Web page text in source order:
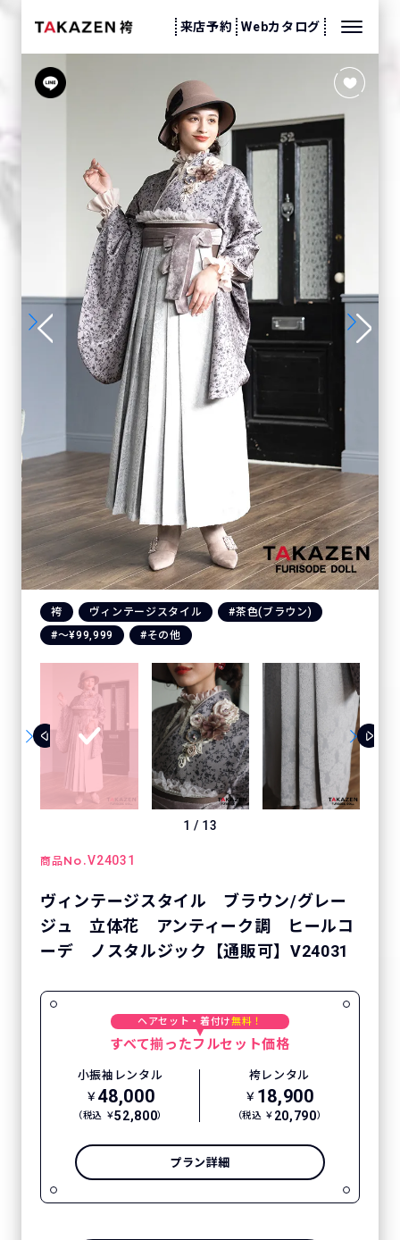
来店予約 Webカタログ
袴 ヴィンテージスタイル
#茶色(ブラウン)
#〜¥99,999
#その他
1 / 13
商品No.V24031
ヴィンテージスタイル ブラウン/グレー
ジュ 立体花 アンティーク調 ヒールコ
ーデ ノスタルジック【通販可】V24031
ヘアセット・着付け無料！
すべて揃ったフルセット価格
小振袖レンタル
￥ 48,000
（税込 ￥52,800）
袴レンタル
￥ 18,900
（税込 ￥ 20,790）
プラン詳細